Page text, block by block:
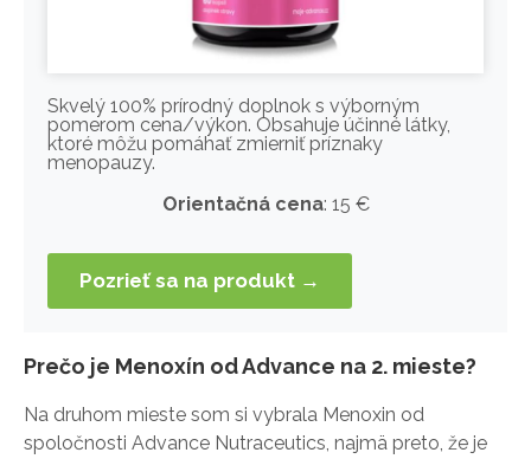
Skvelý 100% prírodný doplnok s výborným
pomerom cena/výkon. Obsahuje účinné látky,
ktoré môžu pomáhať zmierniť príznaky
menopauzy.
Orientačná cena: 15 €
Pozrieť sa na produkt →
Prečo je Menoxín od Advance na 2. mieste?
Na druhom mieste som si vybrala Menoxin od
spoločnosti Advance Nutraceutics, najmä preto, že je